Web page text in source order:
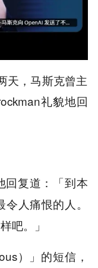
天，马斯克曾主
礼貌地回
回复道：「到本
人痛恨的人。
吧。
」
）」的短信，